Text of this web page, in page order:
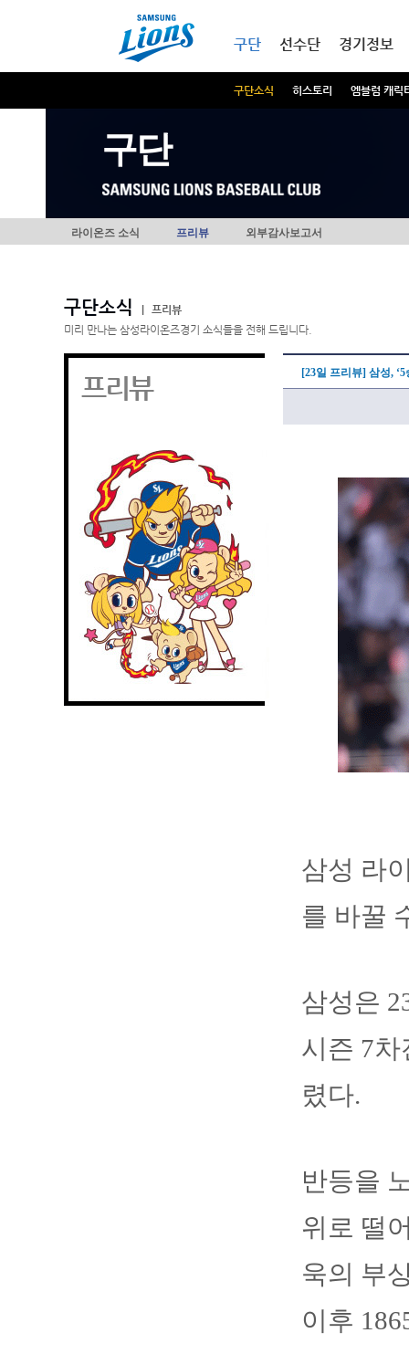
구단
구단소식 히스토리 엠블럼 캐릭
선수단 경기정보
구단
라이온즈 소식 프리뷰 외부감사보고서
구단소식
프리뷰
미리 만나는 삼성라이온즈경기 소식들을 전해 드립니다.
프리뷰 [23일 프리뷰] 삼성,
삼성 라
를 바꿀
삼성은
시즌 7
렸다.
반등을
위로 떨
욱의 부
이후